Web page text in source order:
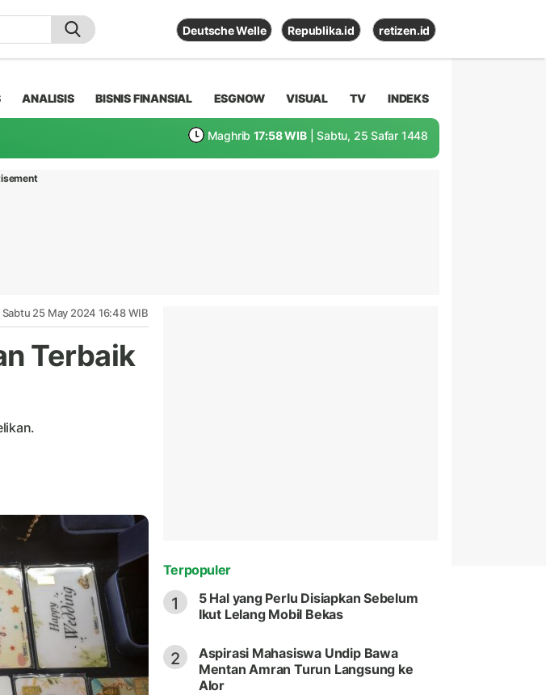
Deutsche Welle Republika.id retizen.id
ANALISIS BISNIS FINANSIAL ESGNOW VISUAL TV INDEKS
Maghrib 17:58 WIB | Sabtu, 25 Safar 1448
Sabtu 25 May 2024 16:48 WIB
Terbaik
Terpopuler
1
5 Hal yang Perlu Disiapkan Sebelum
Ikut Lelang Mobil Bekas
2
Aspirasi Mahasiswa Undip Bawa
Mentan Amran Turun Langsung ke
Alor